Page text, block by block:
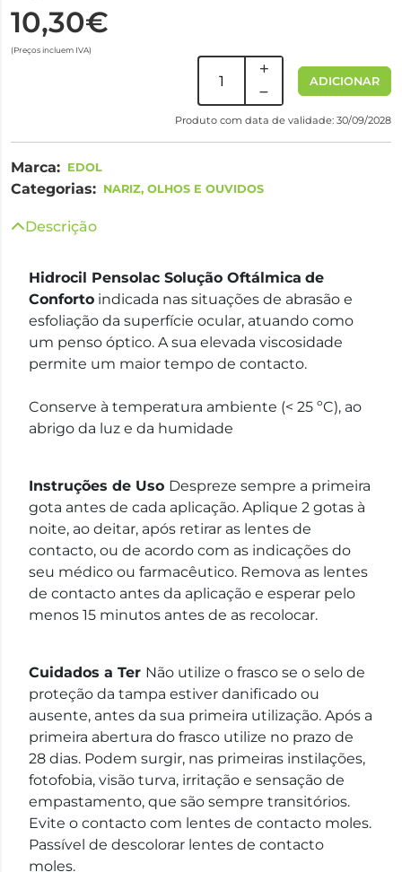
10,30€
(Preços incluem IVA)
ADICIONAR
Produto com data de validade: 30/09/2028
Marca: EDOL
Categorias: NARIZ, OLHOS E OUVIDOS
Descrição
Hidrocil Pensolac Solução Oftálmica de
Conforto indicada nas situações de abrasão e
esfoliação da superfície ocular, atuando como
um penso óptico. A sua elevada viscosidade
permite um maior tempo de contacto.
Conserve à temperatura ambiente (< 25 ºC), ao
abrigo da luz e da humidade
Instruções de Uso Despreze sempre a primeira
gota antes de cada aplicação. Aplique 2 gotas à
noite, ao deitar, após retirar as lentes de
contacto, ou de acordo com as indicações do
seu médico ou farmacêutico. Remova as lentes
de contacto antes da aplicação e esperar pelo
menos 15 minutos antes de as recolocar.
Cuidados a Ter Não utilize o frasco se o selo de
proteção da tampa estiver danificado ou
ausente, antes da sua primeira utilização. Após a
primeira abertura do frasco utilize no prazo de
28 dias. Podem surgir, nas primeiras instilações,
fotofobia, visão turva, irritação e sensação de
empastamento, que são sempre transitórios.
Evite o contacto com lentes de contacto moles.
Passível de descolorar lentes de contacto
moles.